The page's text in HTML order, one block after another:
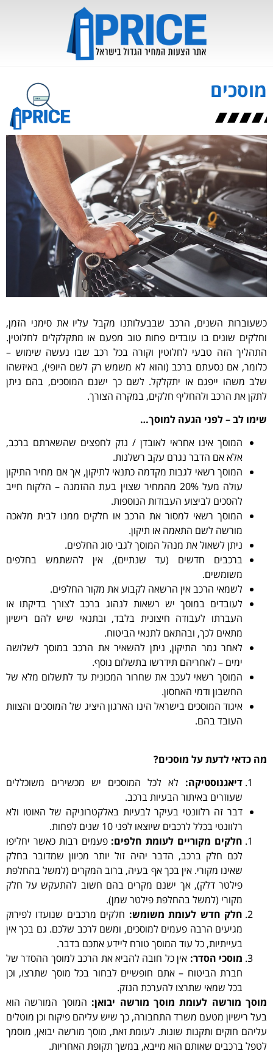
מוסכים
כשעוברות השנים, הרכב שבבעלותנו מקבל עליו את סימני הזמן,
וחלקים שונים בו עובדים פחות טוב מפעם או מתקלקלים לחלוטין.
התהליך הזה טבעי לחלוטין וקורה בכל רכב שבו נעשה שימוש –
כלומר, אם נסעתם ברכב (והוא לא משמש רק לשם היופי), באיזשהו
שלב משהו ייפגם או יתקלקל. לשם כך ישנם המוסכים, בהם ניתן
לתקן את הרכב ולהחליף חלקים, במקרה הצורך.
שימו לב – לפני הגעה למוסך…
המוסך אינו אחראי לאובדן / נזק לחפצים שהשארתם ברכב,
אלא אם הדבר נגרם עקב רשלנות.
המוסך רשאי לגבות מקדמה כתנאי לתיקון, אך אם מחיר התיקון
עולה מעל 20% מהמחיר שצוין בעת ההזמנה – הלקוח חייב
להסכים לביצוע העבודות הנוספות.
המוסך רשאי למסור את הרכב או חלקים ממנו לבית מלאכה
מורשה לשם התאמה או תיקון.
ניתן לשאול את מנהל המוסך לגבי סוג החלפים.
ברכבים חדשים (עד שנתיים), אין להשתמש בחלפים
משומשים.
לשמאי הרכב אין הרשאה לקבוע את מקור החלפים.
לעובדים במוסך יש רשאות לנהוג ברכב לצורך בדיקתו או
העברתו לעבודה חיצונית בלבד, ובתנאי שיש להם רישיון
מתאים לכך, ובהתאם לתנאי הביטוח.
לאחר גמר התיקון, ניתן להשאיר את הרכב במוסך לשלושה
ימים – לאחריהם תידרשו בתשלום נוסף.
המוסך רשאי לעכב את שחרור המכונית עד לתשלום מלא של
החשבון ודמי האחסון.
איגוד המוסכים בישראל הינו הארגון היציג של המוסכים והצוות
העובד בהם.
מה כדאי לדעת על מוסכים?
דיאגנוסטיקה: לא לכל המוסכים יש מכשירים משוכללים
שעוזרים באיתור הבעיות ברכב.
דבר זה רלוונטי בעיקר לבעיות באלקטרוניקה של האוטו ולא
רלוונטי בכלל לרכבים שיוצאו לפני 10 שנים לפחות.
חלקים מקוריים לעומת חלפים:פעמים רבות כאשר יחליפו
לכם חלק ברכב, הדבר יהיה זול יותר מכיוון שמדובר בחלק
שאינו מקורי. אין בכך אף בעיה, ברוב המקרים (למשל בהחלפת
פילטר דלק), אך ישנם מקרים בהם חשוב להתעקש על חלק
מקורי (למשל בהחלפת פילטר שמן).
חלק חדש לעומת משומש: חלקים מרכבים שנועדו לפירוק
מגיעים הרבה פעמים למוסכים, ומשם לרכב שלכם. גם בכך אין
בעייתיות, כל עוד המוסך טורח ליידע אתכם בדבר.
מוסכי הסדר: אין כל חובה להביא את הרכב למוסך ההסדר של
חברת הביטוח – אתם חופשיים לבחור בכל מוסך שתרצו, וכן
בכל שמאי שתרצו להערכת הנזק.
מוסך מורשה לעומת מוסך מורשה יבואן: המוסך המורשה הוא
בעל רישיון מטעם משרד התחבורה, כך שיש עליהם פיקוח וכן מוטלים
עליהם חוקים ותקנות שונות. לעומת זאת, מוסך מורשה יבואן, מוסמך
לטפל ברכבים שאותם הוא מייבא, במשך תקופת האחריות.